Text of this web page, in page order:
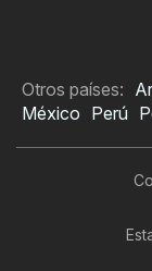
Otros países:
México Perú